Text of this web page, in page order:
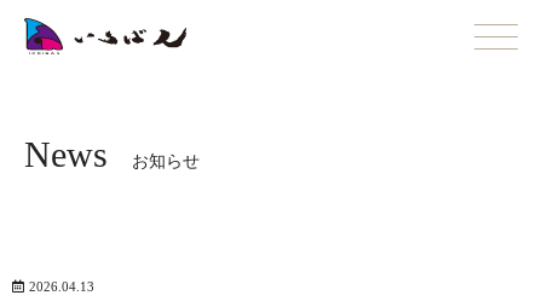
News お知らせ
2026.04.13